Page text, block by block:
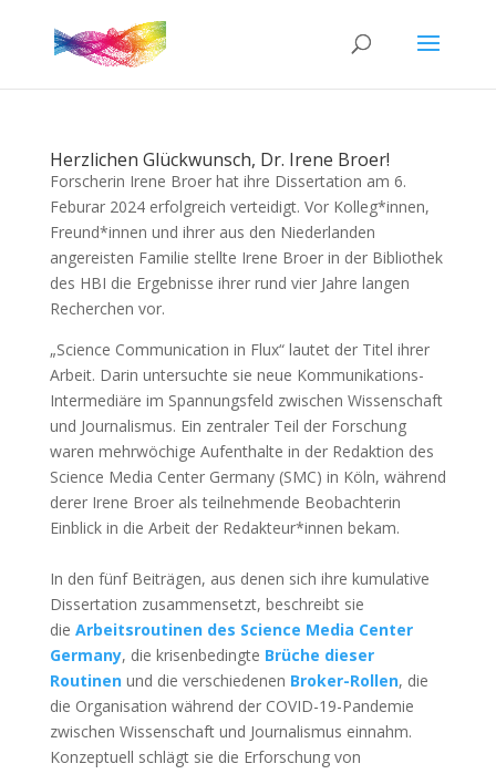
Herzlichen Glückwunsch, Dr. Irene Broer!
Forscherin Irene Broer hat ihre Dissertation am 6.
Feburar 2024 erfolgreich verteidigt. Vor Kolleg*innen,
Freund*innen und ihrer aus den Niederlanden
angereisten Familie stellte Irene Broer in der Bibliothek
des HBI die Ergebnisse ihrer rund vier Jahre langen
Recherchen vor.
„Science Communication in Flux“ lautet der Titel ihrer
Arbeit. Darin untersuchte sie neue Kommunikations-
Intermediäre im Spannungsfeld zwischen Wissenschaft
und Journalismus. Ein zentraler Teil der Forschung
waren mehrwöchige Aufenthalte in der Redaktion des
Science Media Center Germany (SMC) in Köln, während
derer Irene Broer als teilnehmende Beobachterin
Einblick in die Arbeit der Redakteur*innen bekam.
In den fünf Beiträgen, aus denen sich ihre kumulative
Dissertation zusammensetzt, beschreibt sie
die Arbeitsroutinen des Science Media Center
Germany, die krisenbedingte Brüche dieser
Routinenund die verschiedenen Broker-Rollen, die
die Organisation während der COVID-19-Pandemie
zwischen Wissenschaft und Journalismus einnahm.
Konzeptuell schlägt sie die Erforschung von